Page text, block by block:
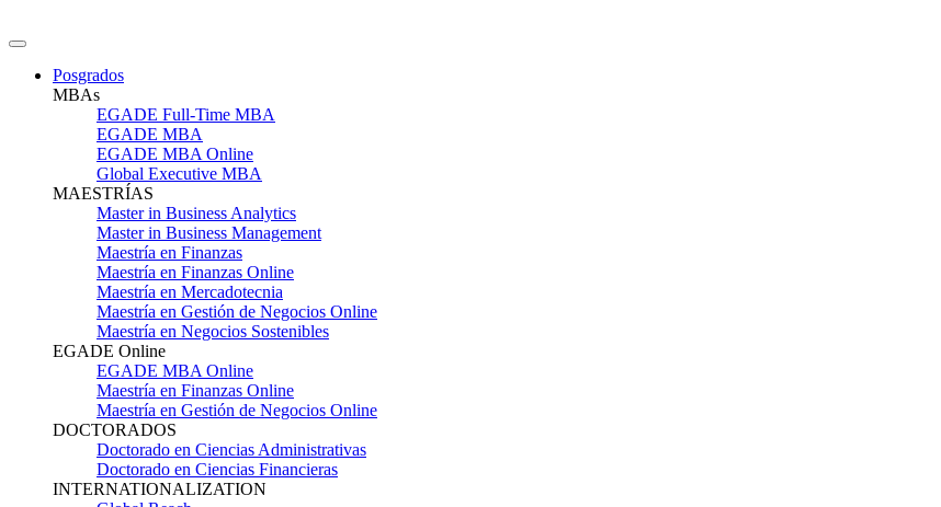
Posgrados
MBAs
EGADE Full-Time MBA
EGADE MBA
EGADE MBA Online
Global Executive MBA
MAESTRÍAS
Master in Business Analytics
Master in Business Management
Maestría en Finanzas
Maestría en Finanzas Online
Maestría en Mercadotecnia
Maestría en Gestión de Negocios Online
Maestría en Negocios Sostenibles
EGADE Online
EGADE MBA Online
Maestría en Finanzas Online
Maestría en Gestión de Negocios Online
DOCTORADOS
Doctorado en Ciencias Administrativas
Doctorado en Ciencias Financieras
INTERNATIONALIZATION